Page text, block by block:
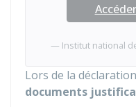
Institut national
Lors de la
documents